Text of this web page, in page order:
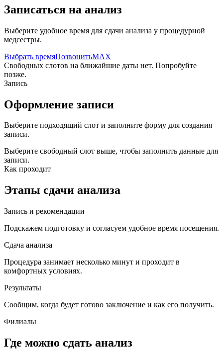
Записаться на анализ
Выберите удобное время для сдачи анализа у процедурной
медсестры.
Выбрать времяПозвонитьMAX
Свободных слотов на ближайшие даты нет. Попробуйте
позже.
Запись
Оформление записи
Выберите подходящий слот и заполните форму для создания
записи.
Выберите свободный слот выше, чтобы заполнить данные для
записи.
Как проходит
Этапы сдачи анализа
Запись и рекомендации
Подскажем подготовку и согласуем удобное время посещения.
Сдача анализа
Процедура занимает несколько минут и проходит в
комфортных условиях.
Результаты
Сообщим, когда будет готово заключение и как его получить.
Филиалы
Где можно сдать анализ